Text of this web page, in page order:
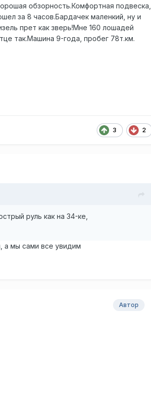
обзорность.Комфортная подвеска,
за 8 часов.Бардачек маленкий, ну и
прет как зверь!Мне 160 лошадей
так.Машина 9-года, пробег 78т.км.
3 2
руль как на 34-ке,
а мы сами все увидим
Автор